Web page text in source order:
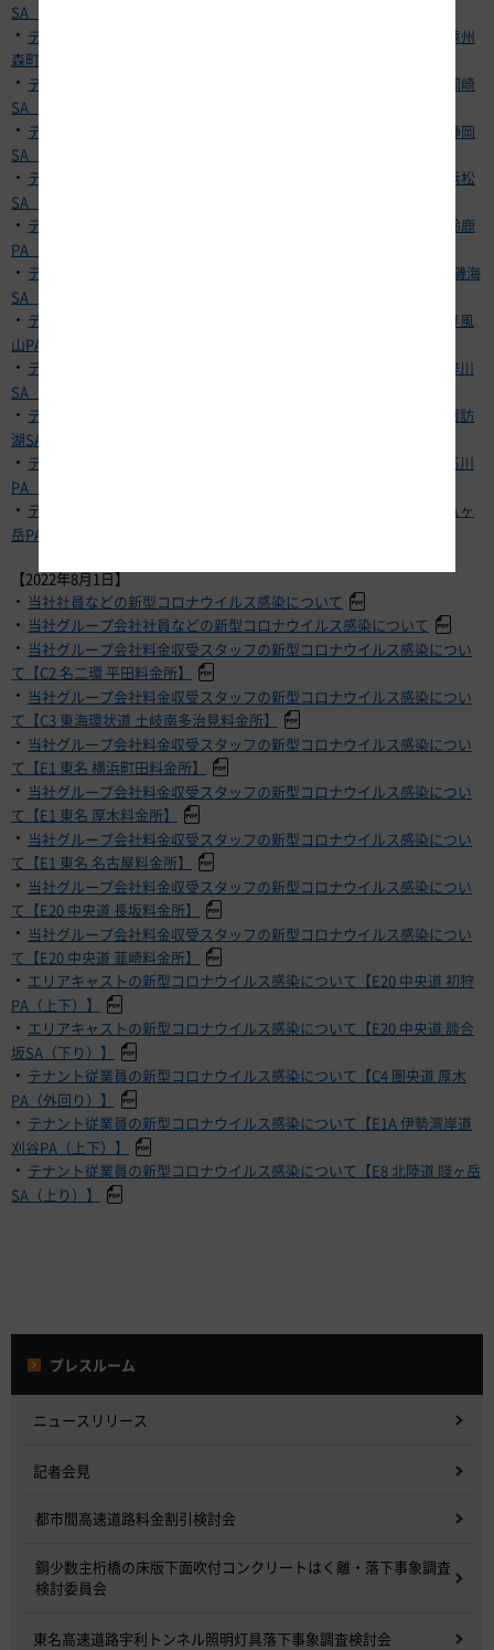
SA（下り）】
・ テナント従業員の新型コロナウイルス感染について【E1A 新東名 遠州
森町PA（下り）】
・ テナント従業員の新型コロナウイルス感染について【E1A 新東名 岡崎
SA（上下集約）】
・ テナント従業員の新型コロナウイルス感染について【E1A 新東名 静岡
SA（下り）】
・ テナント従業員の新型コロナウイルス感染について【E1A 新東名 浜松
SA（上り）】
・ テナント従業員の新型コロナウイルス感染について【E1A 新名神 鈴鹿
PA（上下集約）】
・ テナント従業員の新型コロナウイルス感染について【E8 北陸道 有磯海
SA（下り）】
・ テナント従業員の新型コロナウイルス感染について【E19 中央道 屏風
山PA（上り）】
・ テナント従業員の新型コロナウイルス感染について【E19 長野道 梓川
SA（下り）】
・ テナント従業員の新型コロナウイルス感染について【E20 中央道 諏訪
湖SA（上り）】
・ テナント従業員の新型コロナウイルス感染について【E20 中央道 石川
PA（下り）】
・ テナント従業員の新型コロナウイルス感染について【E20 中央道 八ヶ
岳PA（下り）】
【2022年8月1日】
・ 当社社員などの新型コロナウイルス感染について
・ 当社グループ会社社員などの新型コロナウイルス感染について
・ 当社グループ会社料金収受スタッフの新型コロナウイルス感染につい
て【C2 名二環 平田料金所】
・ 当社グループ会社料金収受スタッフの新型コロナウイルス感染につい
て【C3 東海環状道 土岐南多治見料金所】
・ 当社グループ会社料金収受スタッフの新型コロナウイルス感染につい
て【E1 東名 横浜町田料金所】
・ 当社グループ会社料金収受スタッフの新型コロナウイルス感染につい
て【E1 東名 厚木料金所】
・ 当社グループ会社料金収受スタッフの新型コロナウイルス感染につい
て【E1 東名 名古屋料金所】
・ 当社グループ会社料金収受スタッフの新型コロナウイルス感染につい
て【E20 中央道 長坂料金所】
・ 当社グループ会社料金収受スタッフの新型コロナウイルス感染につい
て【E20 中央道 韮崎料金所】
・ エリアキャストの新型コロナウイルス感染について【E20 中央道 初狩
PA（上下）】
・ エリアキャストの新型コロナウイルス感染について【E20 中央道 談合
坂SA（下り）】
・ テナント従業員の新型コロナウイルス感染について【C4 圏央道 厚木
PA（外回り）】
・ テナント従業員の新型コロナウイルス感染について【E1A 伊勢湾岸道
刈谷PA（上下）】
・ テナント従業員の新型コロナウイルス感染について【E8 北陸道 賤ヶ岳
SA（上り）】
プレスルーム
ニュースリリース
記者会見
都市間高速道路料金割引検討会
鋼少数主桁橋の床版下面吹付コンクリートはく離・落下事象調査
検討委員会
東名高速道路宇利トンネル照明灯具落下事象調査検討会